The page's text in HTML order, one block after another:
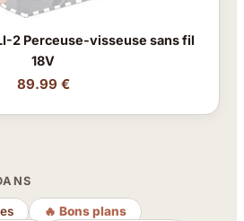
2 Perceuse-visseuse sans fil
18V
89.99 €
🔥 Bons plans